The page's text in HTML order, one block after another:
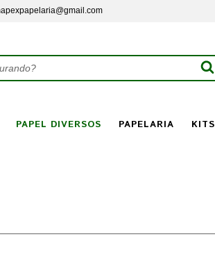
PAPEL DIVERSOS PAPELARIA KITS